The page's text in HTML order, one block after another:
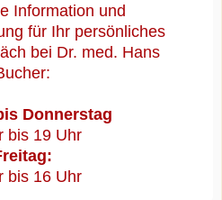
Information und
für Ihr persönliches
bei Dr. med. Hans
Donnerstag
bis 19 Uhr
bis 16 Uhr